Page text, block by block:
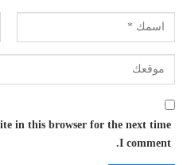
in this browser for the next time
I comment.